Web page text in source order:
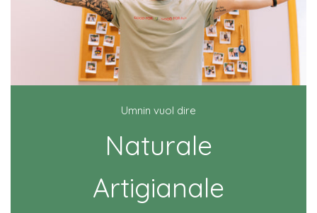
Umnin vuol dire
Naturale
Artigianale